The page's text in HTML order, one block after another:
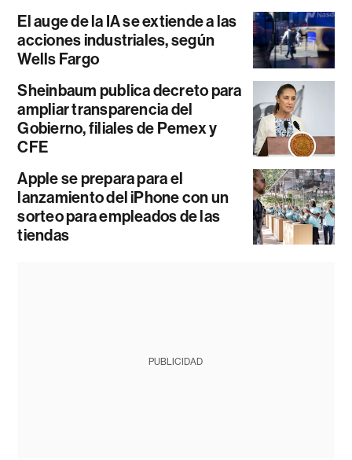
El auge de la IA se extiende a las
acciones industriales, según
Wells Fargo
Sheinbaum publica decreto para
ampliar transparencia del
Gobierno, filiales de Pemex y
CFE
Apple se prepara para el
lanzamiento del iPhone con un
sorteo para empleados de las
tiendas
PUBLICIDAD